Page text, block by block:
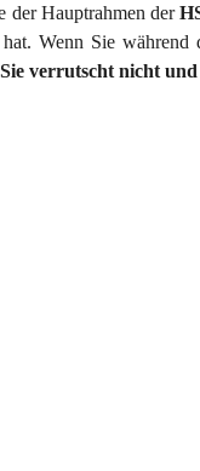
der Hauptrahmen der
Wenn Sie während
Sie verrutscht nicht